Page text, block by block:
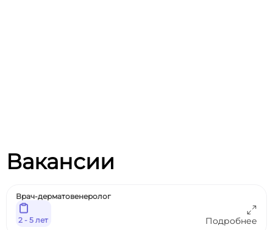
Вакансии
Врач-дерматовенеролог
Подробнее
2 - 5 лет